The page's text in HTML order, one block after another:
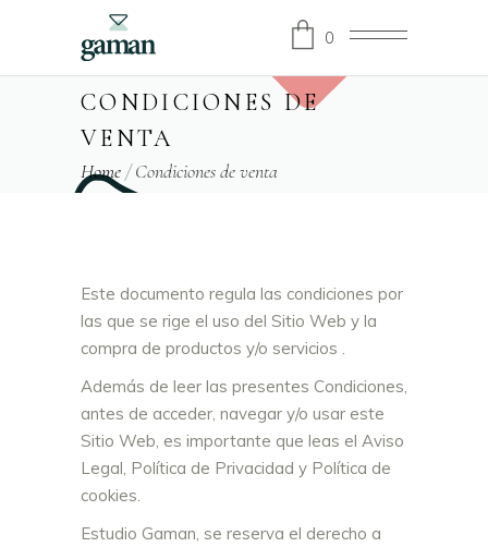
0
CONDICIONES DE
VENTA
Home/Condiciones de venta
Este documento regula las condiciones por
las que se rige el uso del Sitio Web y la
compra de productos y/o servicios .
Además de leer las presentes Condiciones,
antes de acceder, navegar y/o usar este
Sitio Web, es importante que leas el Aviso
Legal, Política de Privacidad y Política de
cookies.
Estudio Gaman, se reserva el derecho a